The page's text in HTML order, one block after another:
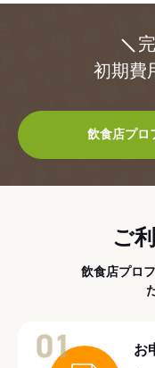
初期費
飲食店プロ
ご
飲食店プロ
お